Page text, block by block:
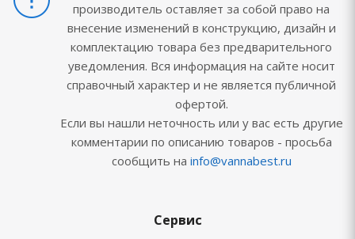
производитель оставляет за собой право на
внесение изменений в конструкцию, дизайн и
комплектацию товара без предварительного
уведомления. Вся информация на сайте носит
справочный характер и не является публичной
офертой.
Если вы нашли неточность или у вас есть другие
комментарии по описанию товаров - просьба
сообщить на info@vannabest.ru
Сервис